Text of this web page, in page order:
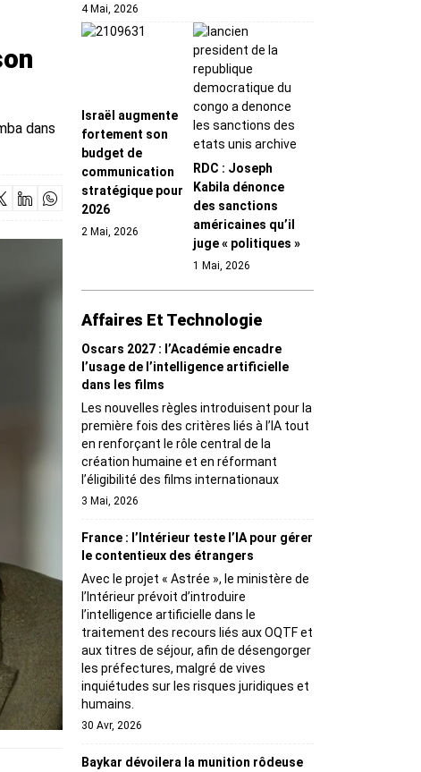
dans
4 Mai, 2026
Israël augmente
fortement son
budget de
communication
stratégique pour
2026
2 Mai, 2026
RDC : Joseph
Kabila dénonce
des sanctions
américaines qu’il
juge « politiques »
1 Mai, 2026
Affaires Et Technologie
Oscars 2027 : l’Académie encadre
l’usage de l’intelligence artificielle
dans les films
Les nouvelles règles introduisent pour la
première fois des critères liés à l’IA tout
en renforçant le rôle central de la
création humaine et en réformant
l’éligibilité des films internationaux
3 Mai, 2026
France : l’Intérieur teste l’IA pour gérer
le contentieux des étrangers
Avec le projet « Astrée », le ministère de
l’Intérieur prévoit d’introduire
l’intelligence artificielle dans le
traitement des recours liés aux OQTF et
aux titres de séjour, afin de désengorger
les préfectures, malgré de vives
inquiétudes sur les risques juridiques et
humains.
30 Avr, 2026
Baykar dévoilera la munition rôdeuse